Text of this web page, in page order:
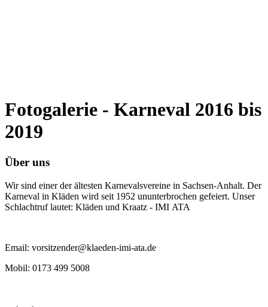
Fotogalerie - Karneval 2016 bis
2019
Über uns
Wir sind einer der ältesten Karnevalsvereine in Sachsen-Anhalt. Der
Karneval in Kläden wird seit 1952 ununterbrochen gefeiert. Unser
Schlachtruf lautet: Kläden und Kraatz - IMI ATA
Email: vorsitzender@klaeden-imi-ata.de
Mobil: 0173 499 5008